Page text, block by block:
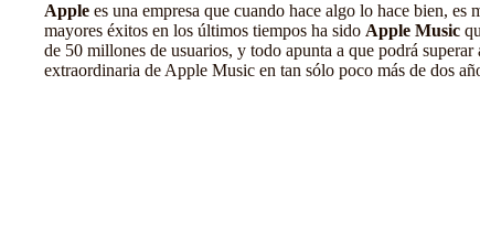
Apple es una empresa que cuando hace algo lo hace bien,
mayores éxitos en los últimos tiempos ha sido Apple Music
de 50 millones de usuarios, y todo apunta a que podrá superar
extraordinaria de Apple Music en tan sólo poco más de dos